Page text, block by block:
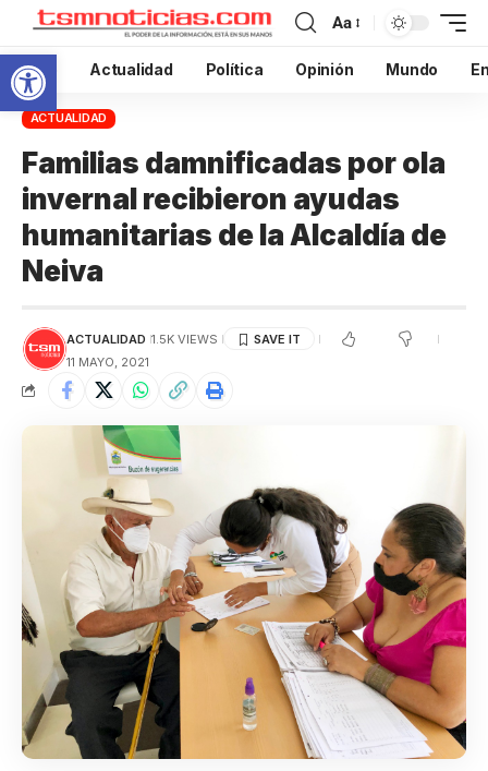
Abrir barra de herramientas
Aa
Inicio Actualidad Política Opinión Mundo
ACTUALIDAD
Familias damnificadas por ola
invernal recibieron ayudas
humanitarias de la Alcaldía de
Neiva
ACTUALIDAD 1.5K VIEWS
11 MAYO, 2021